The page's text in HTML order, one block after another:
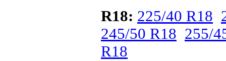
R18: 225/40 R18
245/50 R18 255/
R18